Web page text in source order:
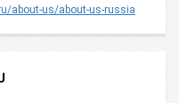
about-us/about-us-russia